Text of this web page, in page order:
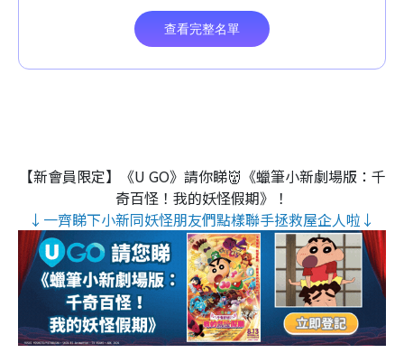
【新會員限定】《U GO》請你睇👹《蠟筆小新劇場版：千
奇百怪！我的妖怪假期》！
↓一齊睇下小新同妖怪朋友們點樣聯手拯救屋企人啦↓